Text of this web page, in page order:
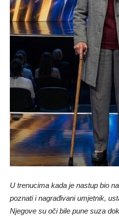
U trenucima kada je nastup bio
poznati i nagrađivani umjetnik,
Njegove su oči bile pune suza